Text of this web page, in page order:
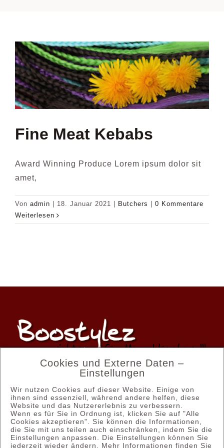
Galerie
Kontakt
Fine Meat Kebabs
Award Winning Produce Lorem ipsum dolor sit
amet,
Von admin 18. Januar 2021 Butchers
0 Kommentare
Weiterlesen
Email: kontakt@boostylez.de
Tel.: 03628 58 58 35
© Copyright 2012 - 2026 | Boostylez
Cookies und Externe Daten –
Einstellungen
Wir nutzen Cookies auf dieser Website. Einige von
ihnen sind essenziell, während andere helfen, diese
Website und das Nutzererlebnis zu verbessern.
Wenn es für Sie in Ordnung ist, klicken Sie auf "Alle
Cookies akzeptieren". Sie können die Informationen,
die Sie mit uns teilen auch einschränken, indem Sie die
Einstellungen anpassen. Die Einstellungen können Sie
jederzeit wieder ändern. Mehr Informationen finden Sie